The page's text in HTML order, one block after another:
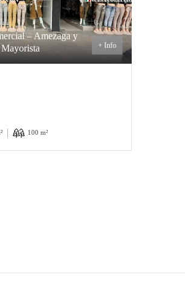
– Amezaga y
+ Info
100 m²